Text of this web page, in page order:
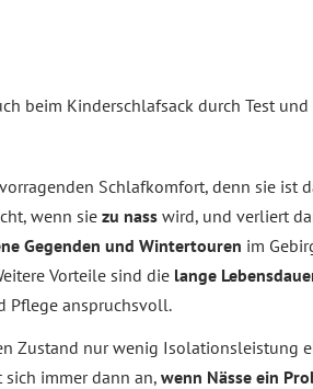
beim Kinderschlafsack durch Test
Schlafkomfort, denn sie ist
wenn sie zu nass wird, und verliert
Gegenden und Wintertouren im
Vorteile sind die lange
Pflege anspruchsvoll.
Zustand nur wenig Isolationsleistung
immer dann an,wenn Nässe ein